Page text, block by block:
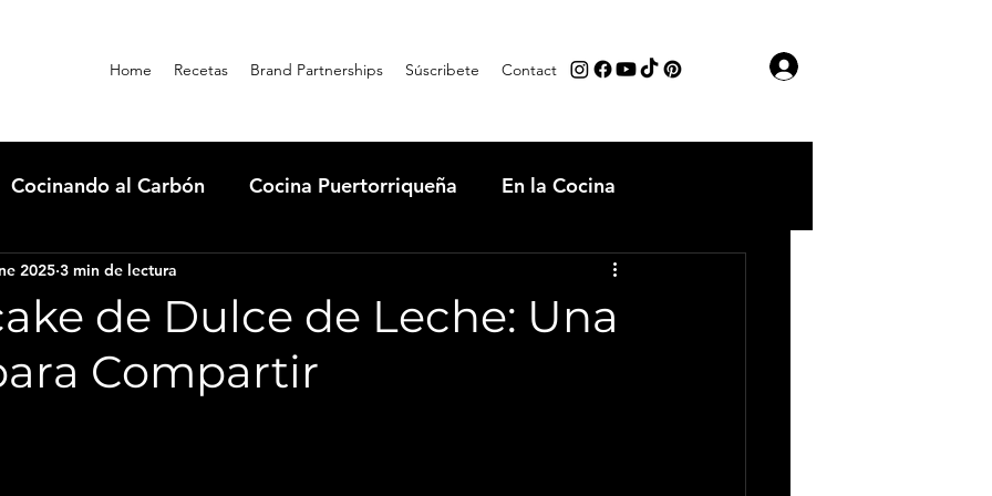
Home Recetas Brand Partnerships Súscribete Contact
Cocinando al Carbón Cocina Puertorriqueña En la Cocina
Masterbuilt Comida tipica
Dónde comer en Guatapé Cooking con Omi
de Dulce de Leche: Una
Compartir
2025 3 min de lectura